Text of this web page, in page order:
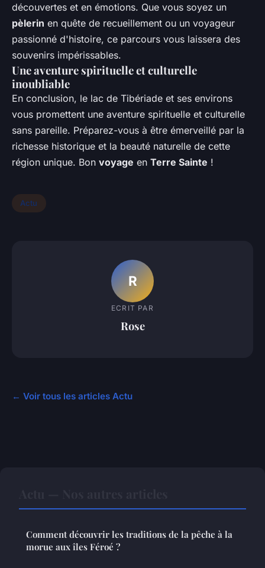
découvertes et en émotions. Que vous soyez un
pèlerin en quête de recueillement ou un voyageur
passionné d'histoire, ce parcours vous laissera des
souvenirs impérissables.
Une aventure spirituelle et culturelle
inoubliable
En conclusion, le lac de Tibériade et ses environs
vous promettent une aventure spirituelle et culturelle
sans pareille. Préparez-vous à être émerveillé par la
richesse historique et la beauté naturelle de cette
région unique. Bon voyage en Terre Sainte !
Actu
R
ECRIT PAR
Rose
← Voir tous les articles Actu
Comment découvrir les traditions de la pêche à la
morue aux îles Féroé ?